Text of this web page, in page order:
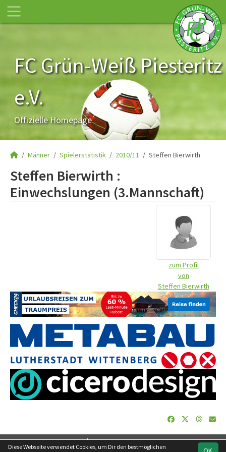
FC Grün-Weiß Piesteritz
e.V.
Offizielle Homepage
Männer Spielerstatistik 2010/11 Steffen Bierwirth
Steffen Bierwirth :
Einwechslungen (3.Mannschaft)
zum Profil
von
Steffen Bierwirth
soccero.de
Diese Webseite verwendet Cookies, um Dir den bestmöglichen